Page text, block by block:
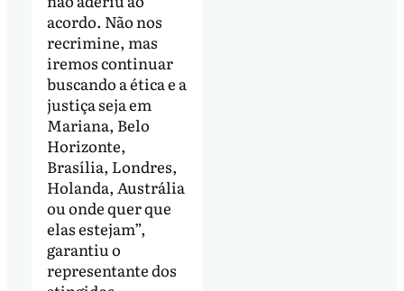
acordo. Não nos
recrimine, mas
iremos continuar
buscando a ética e a
justiça seja em
Mariana, Belo
Horizonte,
Brasília, Londres,
Holanda, Austrália
ou onde quer que
elas estejam”,
garantiu o
representante dos